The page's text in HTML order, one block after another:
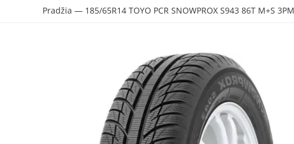
Pradžia — 185/65R14 TOYO PCR SNOWPROX S943 86T M+S